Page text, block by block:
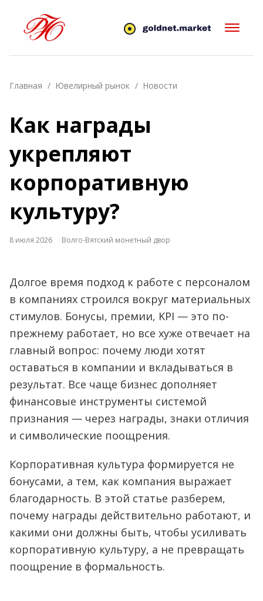
Главная Ювелирный рынок Новости
Как награды
укрепляют
корпоративную
культуру?
8 июля 2026 Волго-Вятский монетный двор
Долгое время подход к работе с персоналом
в компаниях строился вокруг материальных
стимулов. Бонусы, премии, KPI — это по-
прежнему работает, но все хуже отвечает на
главный вопрос: почему люди хотят
оставаться в компании и вкладываться в
результат. Все чаще бизнес дополняет
финансовые инструменты системой
признания — через награды, знаки отличия
и символические поощрения.
Корпоративная культура формируется не
бонусами, а тем, как компания выражает
благодарность. В этой статье разберем,
почему награды действительно работают, и
какими они должны быть, чтобы усиливать
корпоративную культуру, а не превращать
поощрение в формальность.